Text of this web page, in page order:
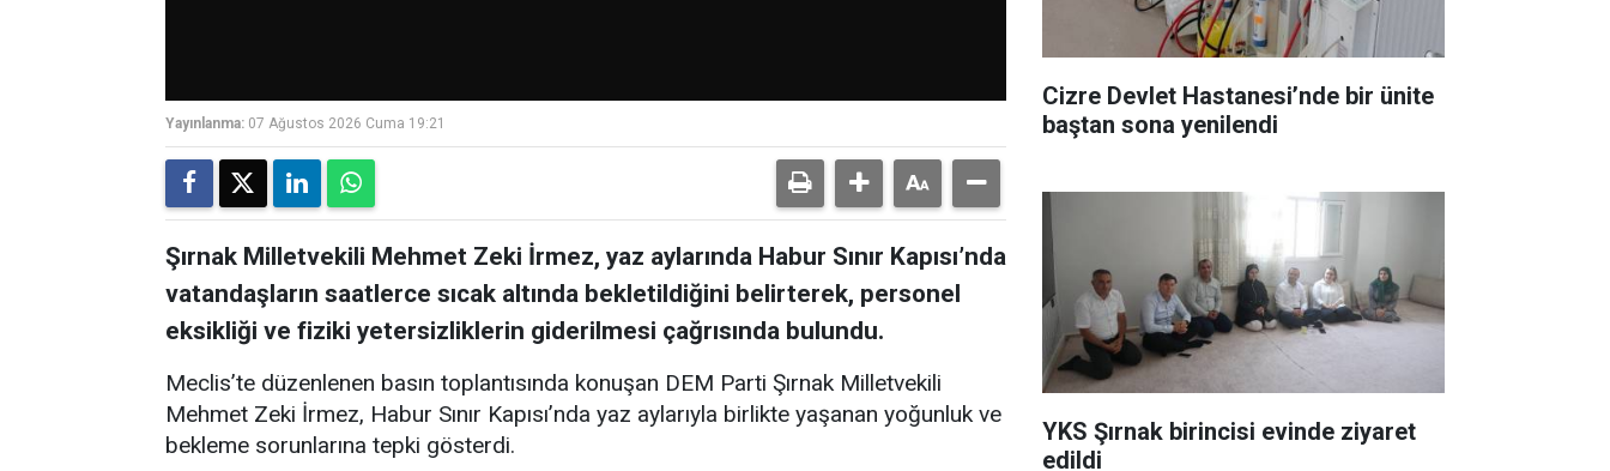
Yayınlanma: 07 Ağustos 2026 Cuma 19:21
Şırnak Milletvekili Mehmet Zeki İrmez, yaz aylarında Habur Sınır Kapısı’nda
vatandaşların saatlerce sıcak altında bekletildiğini belirterek, personel
eksikliği ve fiziki yetersizliklerin giderilmesi çağrısında bulundu.
Meclis’te düzenlenen basın toplantısında konuşan DEM Parti Şırnak Milletvekili
Mehmet Zeki İrmez, Habur Sınır Kapısı’nda yaz aylarıyla birlikte yaşanan yoğunluk ve
bekleme sorunlarına tepki gösterdi.
Cizre Devlet Hastanesi’nde bir ünite
baştan sona yenilendi
YKS Şırnak birincisi evinde ziyaret
edildi